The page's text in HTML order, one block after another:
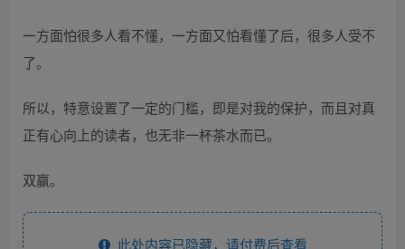
一方面怕很多人看不懂，一方面又怕看懂了后，很多人受不
了。
所以，特意设置了一定的门槛，即是对我的保护，而且对真
正有心向上的读者，也无非一杯茶水而已。
双赢。
此处内容已隐藏，请付费后查看